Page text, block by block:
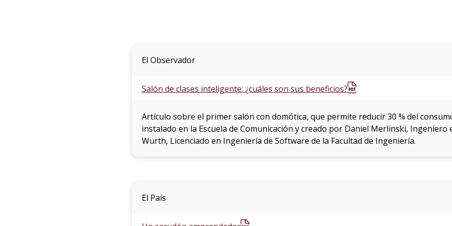
El Observador
Salón de clases inteligente: ¿cuáles son sus beneficios?
Artículo sobre el primer salón con domótica, que permite reducir 30 % del
instalado en la Escuela de Comunicación y creado por Daniel Merlinski, Ingeniero
Wurth, Licenciado en Ingeniería de Software de la Facultad de Ingeniería.
El País